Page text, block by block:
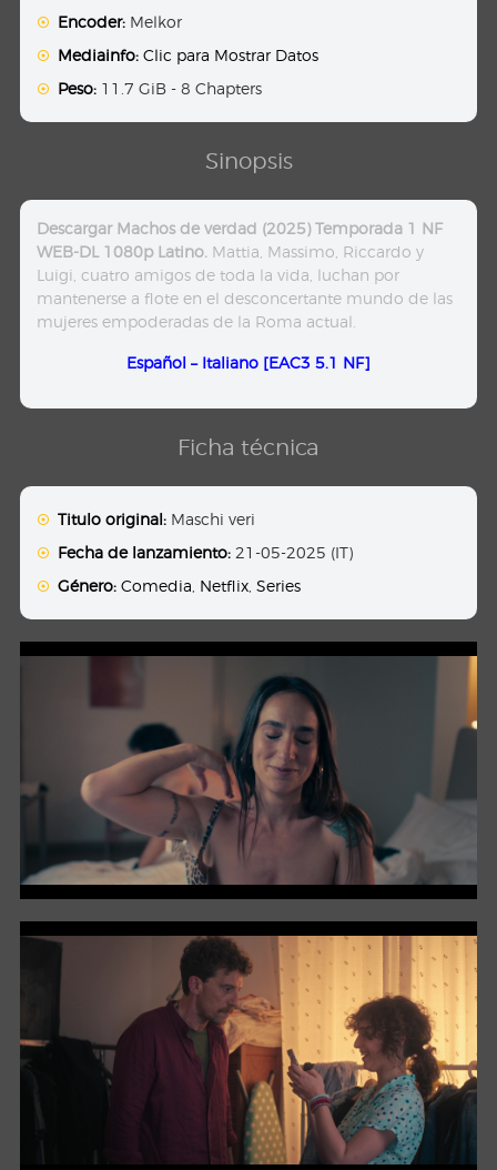
Encoder: Melkor
Mediainfo: Clic para Mostrar Datos
Peso: 11.7 GiB - 8 Chapters
Sinopsis
Descargar Machos de verdad (2025) Temporada 1 NF
WEB-DL 1080p Latino. Mattia, Massimo, Riccardo y
Luigi, cuatro amigos de toda la vida, luchan por
mantenerse a flote en el desconcertante mundo de las
mujeres empoderadas de la Roma actual.
Español – Italiano [EAC3 5.1 NF]
Ficha técnica
Titulo original: Maschi veri
Fecha de lanzamiento: 21-05-2025 (IT)
Género: Comedia Netflix ,Series